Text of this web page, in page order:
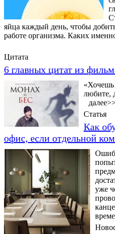
яйца каждый день, чтобы
работе организма. Каких
Цитата
6 главных цитат из
«Хочешь
любите,
Статья
Как
офис, если отдельной
уже